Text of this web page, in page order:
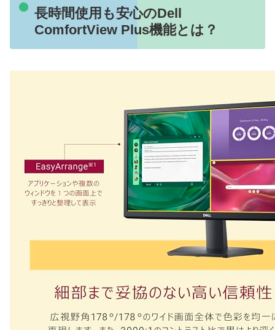
長時間使用も安心のDell
ComfortView Plus機能とは？